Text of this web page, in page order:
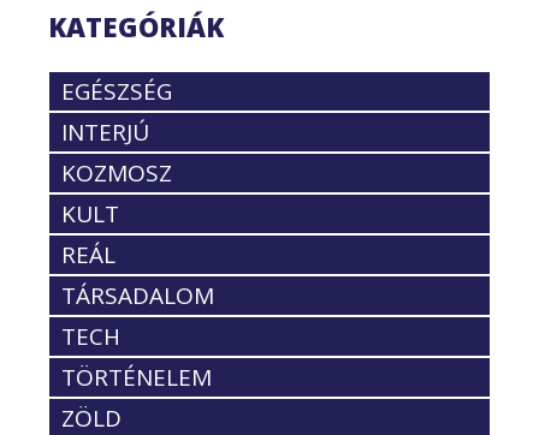
KATEGÓRIÁK
EGÉSZSÉG
INTERJÚ
KOZMOSZ
KULT
REÁL
TÁRSADALOM
TECH
TÖRTÉNELEM
ZÖLD